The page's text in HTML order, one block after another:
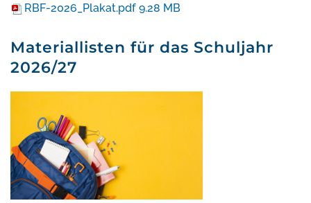
RBF-2026_Plakat.pdf 9.28 MB
Materiallisten für das Schuljahr
2026/27